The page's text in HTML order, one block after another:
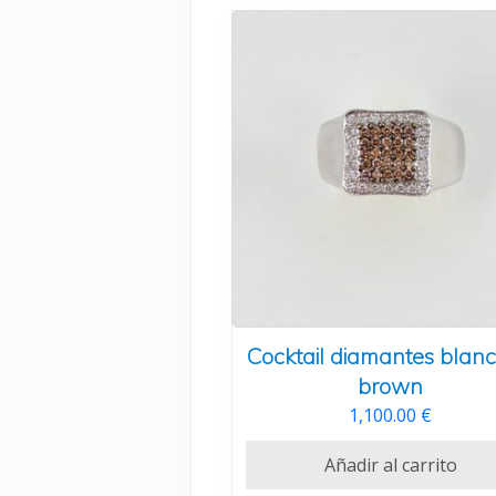
Cocktail diamantes
brown
1,100.00 €
Añadir al carrito